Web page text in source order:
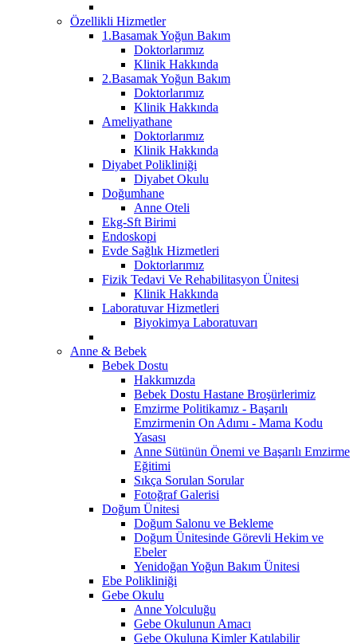
Özellikli Hizmetler
1.Basamak Yoğun Bakım
Doktorlarımız
Klinik Hakkında
2.Basamak Yoğun Bakım
Doktorlarımız
Klinik Hakkında
Ameliyathane
Doktorlarımız
Klinik Hakkında
Diyabet Polikliniği
Diyabet Okulu
Doğumhane
Anne Oteli
Ekg-Sft Birimi
Endoskopi
Evde Sağlık Hizmetleri
Doktorlarımız
Fizik Tedavi Ve Rehabilitasyon Ünitesi
Klinik Hakkında
Laboratuvar Hizmetleri
Biyokimya Laboratuvarı
Anne & Bebek
Bebek Dostu
Hakkımızda
Bebek Dostu Hastane Broşürlerimiz
Emzirme Politikamız - Başarılı
Emzirmenin On Adımı - Mama Kodu
Yasası
Anne Sütünün Önemi ve Başarılı Emzirme
Eğitimi
Sıkça Sorulan Sorular
Fotoğraf Galerisi
Doğum Ünitesi
Doğum Salonu ve Bekleme
Doğum Ünitesinde Görevli Hekim ve
Ebeler
Yenidoğan Yoğun Bakım Ünitesi
Ebe Polikliniği
Gebe Okulu
Anne Yolculuğu
Gebe Okulunun Amacı
Gebe Okuluna Kimler Katılabilir